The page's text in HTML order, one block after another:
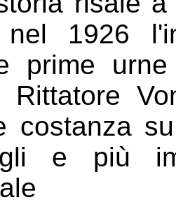
1926
prime
Rittatore
costanza
e più